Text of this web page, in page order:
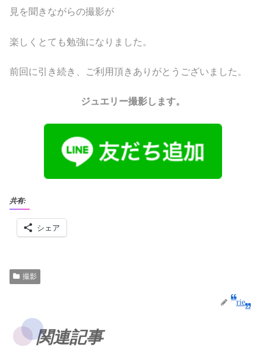
見を聞きながらの撮影が
楽しくとても勉強になりました。
前回に引き続き、ご利用頂きありがとうございました。
ジュエリー撮影します。
共有:
シェア
撮影
rie
関連記事